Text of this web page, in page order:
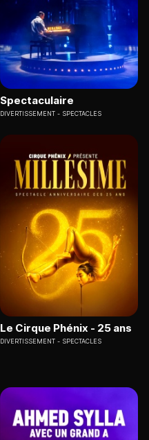
Spectaculaire
DIVERTISSEMENT SPECTACLES
Le Cirque Phénix - 25 ans
DIVERTISSEMENT SPECTACLES